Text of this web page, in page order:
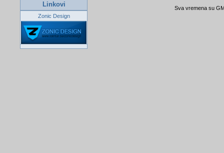
Linkovi
Zonic Design
Sva vremena su